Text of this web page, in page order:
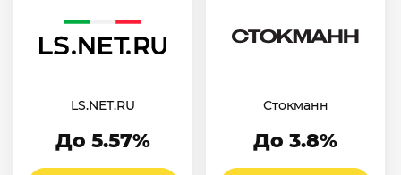
LS.NET.RU
До 5.57%
Стокманн
До 3.8%